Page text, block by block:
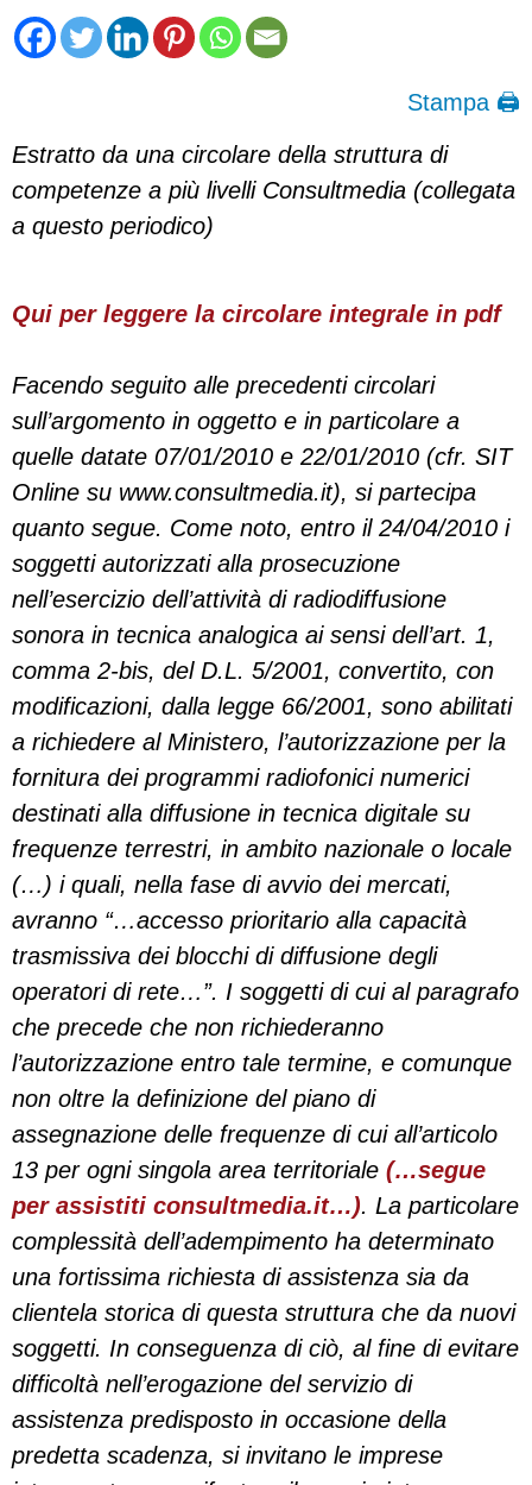
Stampa 🖨
Estratto da una circolare della struttura di
competenze a più livelli Consultmedia (collegata
a questo periodico)
Qui per leggere la circolare integrale in pdf
Facendo seguito alle precedenti circolari
sull’argomento in oggetto e in particolare a
quelle datate 07/01/2010 e 22/01/2010 (cfr. SIT
Online su www.consultmedia.it), si partecipa
quanto segue. Come noto, entro il 24/04/2010 i
soggetti autorizzati alla prosecuzione
nell’esercizio dell’attività di radiodiffusione
sonora in tecnica analogica ai sensi dell’art. 1,
comma 2-bis, del D.L. 5/2001, convertito, con
modificazioni, dalla legge 66/2001, sono abilitati
a richiedere al Ministero, l’autorizzazione per la
fornitura dei programmi radiofonici numerici
destinati alla diffusione in tecnica digitale su
frequenze terrestri, in ambito nazionale o locale
(…) i quali, nella fase di avvio dei mercati,
avranno “…accesso prioritario alla capacità
trasmissiva dei blocchi di diffusione degli
operatori di rete…”. I soggetti di cui al paragrafo
che precede che non richiederanno
l’autorizzazione entro tale termine, e comunque
non oltre la definizione del piano di
assegnazione delle frequenze di cui all’articolo
13 per ogni singola area territoriale (…segue
per assistiti consultmedia.it…). La particolare
complessità dell’adempimento ha determinato
una fortissima richiesta di assistenza sia da
clientela storica di questa struttura che da nuovi
soggetti. In conseguenza di ciò, al fine di evitare
difficoltà nell’erogazione del servizio di
assistenza predisposto in occasione della
predetta scadenza, si invitano le imprese